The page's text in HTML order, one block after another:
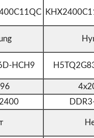
HCH9